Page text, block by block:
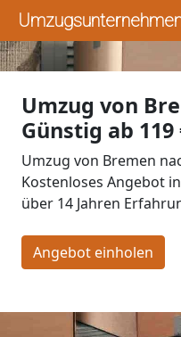
Umzug von
Günstig ab 119
Umzug von Bremen
Kostenloses Angebot
über 14 Jahren
Angebot einholen